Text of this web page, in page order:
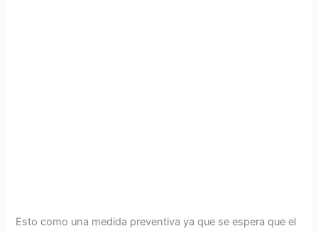
Esto como una medida preventiva ya que se espera que el